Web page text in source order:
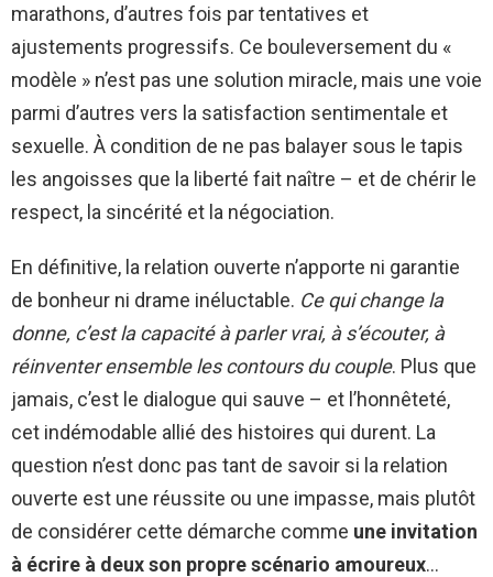
marathons, d’autres fois par tentatives et
ajustements progressifs. Ce bouleversement du «
modèle » n’est pas une solution miracle, mais une voie
parmi d’autres vers la satisfaction sentimentale et
sexuelle. À condition de ne pas balayer sous le tapis
les angoisses que la liberté fait naître – et de chérir le
respect, la sincérité et la négociation.
En définitive, la relation ouverte n’apporte ni garantie
de bonheur ni drame inéluctable. Ce qui change la
donne, c’est la capacité à parler vrai, à s’écouter, à
réinventer ensemble les contours du couple. Plus que
jamais, c’est le dialogue qui sauve – et l’honnêteté,
cet indémodable allié des histoires qui durent. La
question n’est donc pas tant de savoir si la relation
ouverte est une réussite ou une impasse, mais plutôt
de considérer cette démarche comme une invitation
à écrire à deux son propre scénario amoureux…